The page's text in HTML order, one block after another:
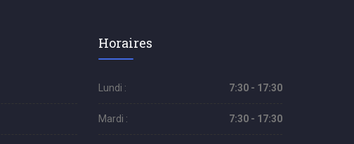
Horaires
Lundi : 7:30 - 17:30
Mardi : 7:30 - 17:30